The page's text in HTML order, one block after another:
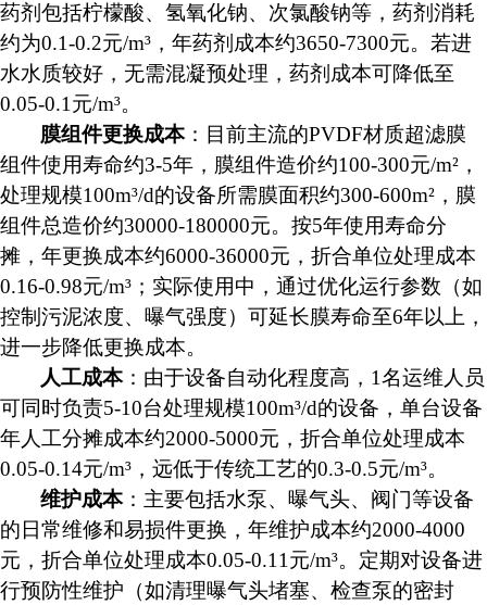
药剂包括柠檬酸、氢氧化钠、次氯酸钠等，药剂消耗
约为0.1-0.2元/m³，年药剂成本约3650-7300元。若进
水水质较好，无需混凝预处理，药剂成本可降低至
0.05-0.1元/m³。
膜组件更换成本：目前主流的PVDF材质超滤膜
组件使用寿命约3-5年，膜组件造价约100-300元/m²，
处理规模100m³/d的设备所需膜面积约300-600m²，膜
组件总造价约30000-180000元。按5年使用寿命分
摊，年更换成本约6000-36000元，折合单位处理成本
0.16-0.98元/m³； 实际使用中，通过优化运行参数（如
控制污泥浓度、曝气强度）可延长膜寿命至6年以上，
进一步降低更换成本。
人工成本：由于设备自动化程度高， 1名运维人员
可同时负责5-10台处理规模100m³/d的设备，单台设备
年人工分摊成本约2000-5000元，折合单位处理成本
0.05-0.14元/m³，远低于传统工艺的0.3-0.5元/m³。
维护成本：主要包括水泵、曝气头、阀门等设备
的日常维修和易损件更换，年维护成本约2000-4000
元，折合单位处理成本0.05-0.11元/m³。定期对设备进
行预防性维护（如清理曝气头堵塞、检查泵的密封